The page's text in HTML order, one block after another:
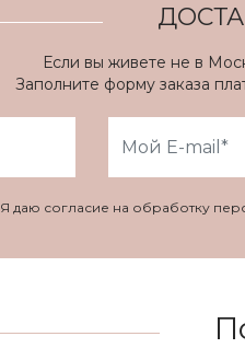
Если вы живете не в
Заполните форму заказа
Я даю согласие на обработку